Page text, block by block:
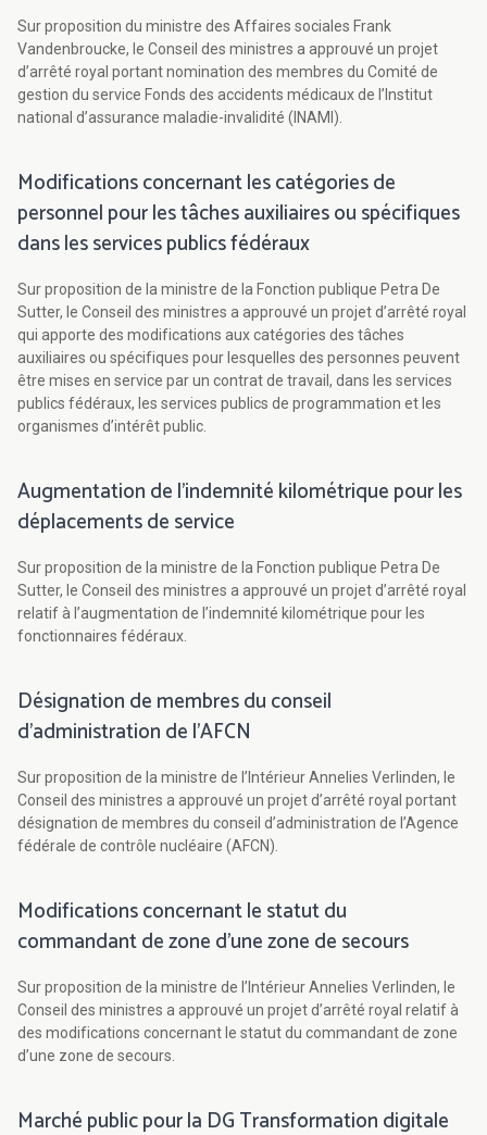
Sur proposition du ministre des Affaires sociales Frank
Vandenbroucke, le Conseil des ministres a approuvé un projet
d’arrêté royal portant nomination des membres du Comité de
gestion du service Fonds des accidents médicaux de l’Institut
national d’assurance maladie-invalidité (INAMI).
Modifications concernant les catégories de
personnel pour les tâches auxiliaires ou spécifiques
dans les services publics fédéraux
Sur proposition de la ministre de la Fonction publique Petra De
Sutter, le Conseil des ministres a approuvé un projet d’arrêté royal
qui apporte des modifications aux catégories des tâches
auxiliaires ou spécifiques pour lesquelles des personnes peuvent
être mises en service par un contrat de travail, dans les services
publics fédéraux, les services publics de programmation et les
organismes d’intérêt public.
Augmentation de l’indemnité kilométrique pour les
déplacements de service
Sur proposition de la ministre de la Fonction publique Petra De
Sutter, le Conseil des ministres a approuvé un projet d’arrêté royal
relatif à l’augmentation de l’indemnité kilométrique pour les
fonctionnaires fédéraux.
Désignation de membres du conseil
d’administration de l’AFCN
Sur proposition de la ministre de l’Intérieur Annelies Verlinden, le
Conseil des ministres a approuvé un projet d’arrêté royal portant
désignation de membres du conseil d’administration de l’Agence
fédérale de contrôle nucléaire (AFCN).
Modifications concernant le statut du
commandant de zone d’une zone de secours
Sur proposition de la ministre de l’Intérieur Annelies Verlinden, le
Conseil des ministres a approuvé un projet d’arrêté royal relatif à
des modifications concernant le statut du commandant de zone
d’une zone de secours.
Marché public pour la DG Transformation digitale